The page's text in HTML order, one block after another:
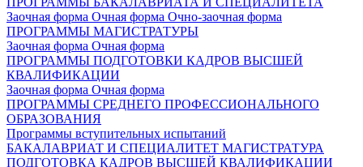
Заочная форма Очная форма Очно-заочная форма
ПРОГРАММЫ МАГИСТРАТУРЫ
Заочная форма Очная форма
ПРОГРАММЫ ПОДГОТОВКИ КАДРОВ ВЫСШЕЙ
КВАЛИФИКАЦИИ
Заочная форма Очная форма
ПРОГРАММЫ СРЕДНЕГО ПРОФЕССИОНАЛЬНОГО
ОБРАЗОВАНИЯ
Программы вступительных испытаний
БАКАЛАВРИАТ И СПЕЦИАЛИТЕТ МАГИСТРАТУРА
ПОДГОТОВКА КАДРОВ ВЫСШЕЙ КВАЛИФИКАЦИИ